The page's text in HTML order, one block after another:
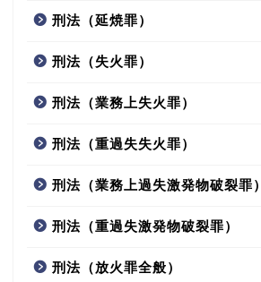
刑法（延焼罪）
刑法（失火罪）
刑法（業務上失火罪）
刑法（重過失失火罪）
刑法（業務上過失激発物破裂罪）
刑法（重過失激発物破裂罪）
刑法（放火罪全般）